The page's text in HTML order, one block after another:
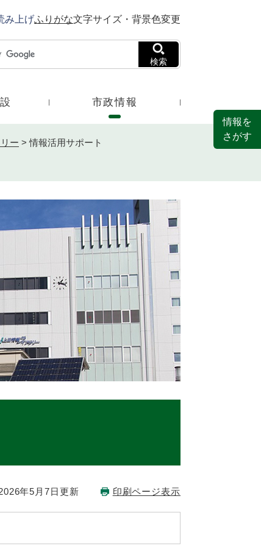
み上げふりがな文字サイズ・背景色変更
検索
市政情報
ー >情報活用サポート
年5月7日更新 印刷ページ表示
情報を
さがす